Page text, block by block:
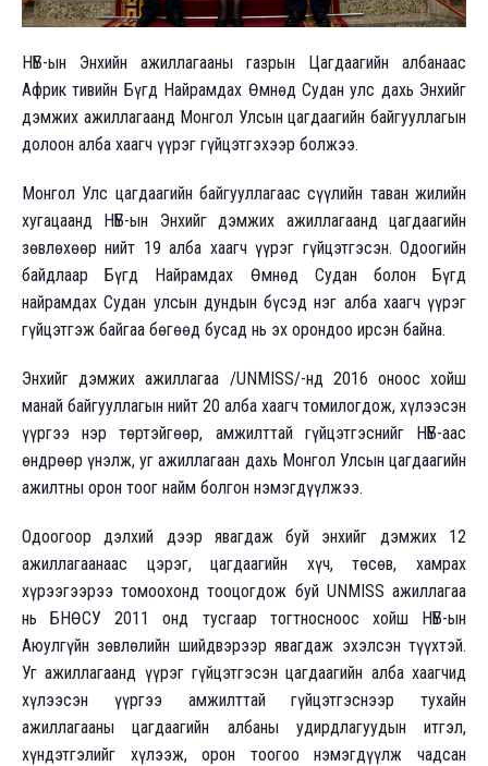
НҮБ-ын Энхийн ажиллагааны газрын Цагдаагийн албанаас
Африк тивийн Бүгд Найрамдах Өмнөд Судан улс дахь Энхийг
дэмжих ажиллагаанд Монгол Улсын цагдаагийн байгууллагын
долоон алба хаагч үүрэг гүйцэтгэхээр болжээ.
Монгол Улс цагдаагийн байгууллагаас сүүлийн таван жилийн
хугацаанд НҮБ-ын Энхийг дэмжих ажиллагаанд цагдаагийн
зөвлөхөөр нийт 19 алба хаагч үүрэг гүйцэтгэсэн. Одоогийн
байдлаар Бүгд Найрамдах Өмнөд Судан болон Бүгд
найрамдах Судан улсын дундын бүсэд нэг алба хаагч үүрэг
гүйцэтгэж байгаа бөгөөд бусад нь эх орондоо ирсэн байна.
Энхийг дэмжих ажиллагаа /UNMISS/-нд 2016 оноос хойш
манай байгууллагын нийт 20 алба хаагч томилогдож, хүлээсэн
үүргээ нэр төртэйгөөр, амжилттай гүйцэтгэснийг НҮБ-аас
өндрөөр үнэлж, уг ажиллагаан дахь Монгол Улсын цагдаагийн
ажилтны орон тоог найм болгон нэмэгдүүлжээ.
Одоогоор дэлхий дээр явагдаж буй энхийг дэмжих 12
ажиллагаанаас цэрэг, цагдаагийн хүч, төсөв, хамрах
хүрээгээрээ томоохонд тооцогдож буй UNMISS ажиллагаа
нь БНӨСУ 2011 онд тусгаар тогтносноос хойш НҮБ-ын
Аюулгүйн зөвлөлийн шийдвэрээр явагдаж эхэлсэн түүхтэй.
Уг ажиллагаанд үүрэг гүйцэтгэсэн цагдаагийн алба хаагчид
хүлээсэн үүргээ амжилттай гүйцэтгэснээр тухайн
ажиллагааны цагдаагийн албаны удирдлагуудын итгэл,
хүндэтгэлийг хүлээж, орон тоогоо нэмэгдүүлж чадсан